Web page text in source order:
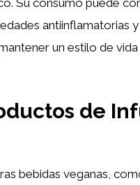
Su consumo puede
antiinflamatorias
un estilo de vida
de
bebidas veganas,